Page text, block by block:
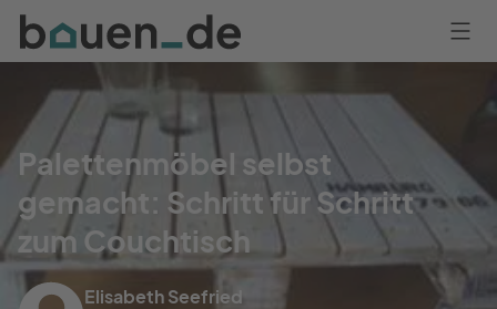
Bauen
Logo
Anmelden
Palettenmöbel selbst
gemacht: Schritt für Schritt
zum Couchtisch
Elisabeth Seefried